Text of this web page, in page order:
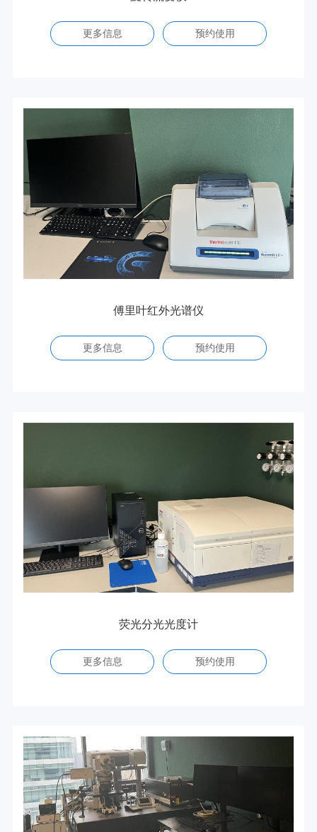
更多信息 预约使用
傅里叶红外光谱仪
更多信息 预约使用
荧光分光光度计
更多信息 预约使用